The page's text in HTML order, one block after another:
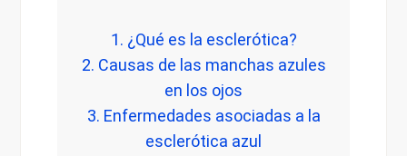
1. ¿Qué es la esclerótica?
2. Causas de las manchas azules
en los ojos
3. Enfermedades asociadas a la
esclerótica azul